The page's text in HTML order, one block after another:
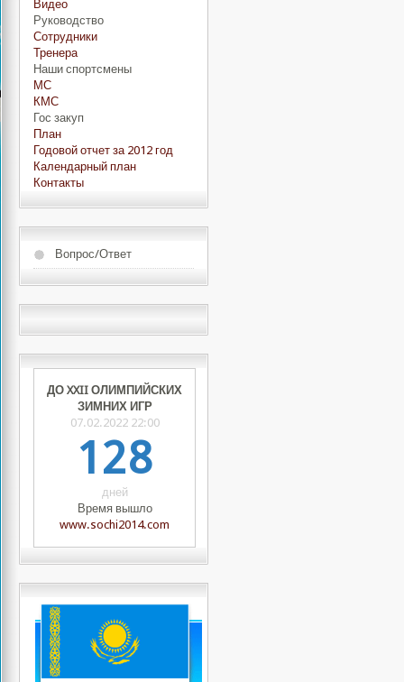
Видео
Руководство
Сотрудники
Тренера
Наши спортсмены
МС
КМС
Гос закуп
План
Годовой отчет за 2012 год
Календарный план
Контакты
Вопрос/Ответ
ДО XXII ОЛИМПИЙСКИХ
ЗИМНИХ ИГР
07.02.2022 22:00
128
дней
Время вышло
www.sochi2014.com